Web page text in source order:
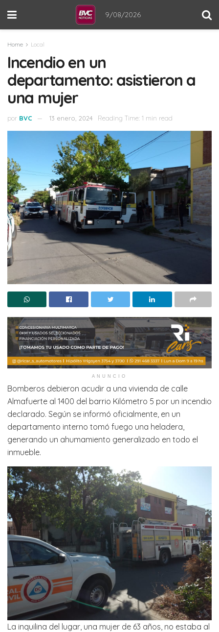
9/08/2026
Home Local
Incendio en un
departamento: asistieron a
una mujer
por BVC 13 enero, 2024 Reading Time: 1 min read
ANUNCIO
Bomberos debieron acudir a una vivienda de calle
Almafuerte al 1400 del barrio Kilómetro 5 por un incendio
declarado. Según se informó oficialmente, en un
departamento interno tomó fuego una heladera,
generando un ahumamiento generalizado en todo el
inmueble.
La inquilina del lugar, una mujer de 63 años, no estaba al